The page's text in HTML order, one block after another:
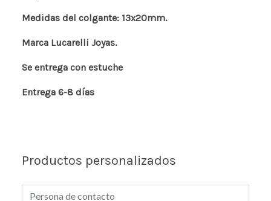
Medidas del colgante: 13x20mm.
Marca Lucarelli Joyas.
Se entrega con estuche
Entrega 6-8 días
Productos personalizados